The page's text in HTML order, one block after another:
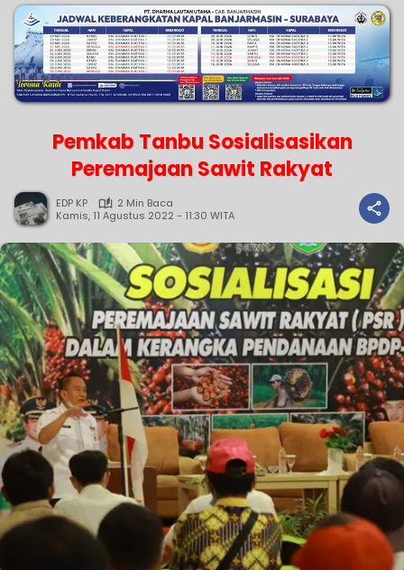
Pemkab Tanbu Sosialisasikan
Peremajaan Sawit Rakyat
EDP KP
2 Min Baca
Kamis, 11 Agustus 2022 - 11:30 WITA